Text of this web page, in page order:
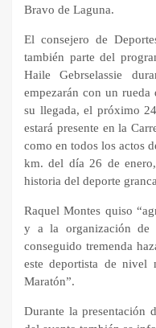
Bravo de Laguna.
El consejero de
también parte del
Haile Gebrselassie
empezarán con un rueda
su llegada, el próximo
estará presente en la
como en todos los actos
km. del día 26 de
historia del deporte
Raquel Montes quiso
y a la organización de
conseguido tremenda
este deportista de nivel
Maratón”.
Durante la presentación